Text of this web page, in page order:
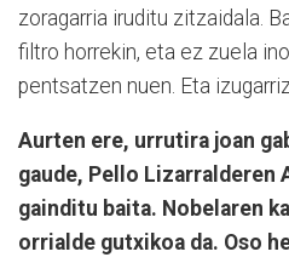
zoragarria iruditu zitzaidala.
filtro horrekin, eta ez zuela
pentsatzen nuen. Eta
Aurten ere, urrutira joan
gaude, Pello Lizarralderen
gainditu baita. Nobelaren
orrialde gutxikoa da. Oso